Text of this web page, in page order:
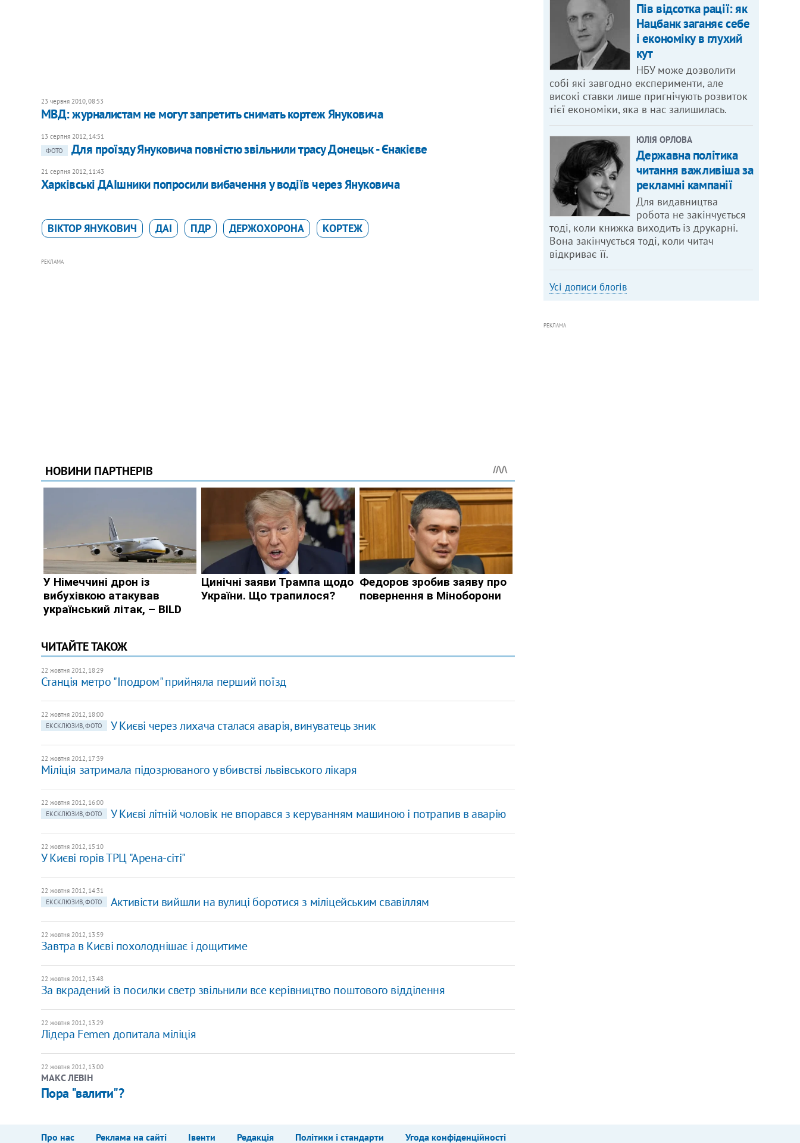
23 червня 2010, 08:53
МВД: журналистам не могут запретить снимать кортеж Януковича
13 серпня 2012, 14:51
ФОТО
Для проїзду Януковича повністю звільнили трасу Донецьк - Єнакієве
21 серпня 2012, 11:43
Харківські ДАІшники попросили вибачення у водіїв через Януковича
ВІКТОР ЯНУКОВИЧ ДАІ ПДР ДЕРЖОХОРОНА КОРТЕЖ
РЕКЛАМА
ЧИТАЙТЕ ТАКОЖ
22 жовтня 2012, 18:29
Станція метро "Іподром" прийняла перший поїзд
22 жовтня 2012, 18:00
ЕКСКЛЮЗИВ, ФОТО
У Києві через лихача сталася аварія, винуватець зник
22 жовтня 2012, 17:39
Міліція затримала підозрюваного у вбивстві львівського лікаря
22 жовтня 2012, 16:00
ЕКСКЛЮЗИВ, ФОТО
У Києві літній чоловік не впорався з керуванням машиною і потрапив в аварію
22 жовтня 2012, 15:10
У Києві горів ТРЦ "Арена-сіті"
22 жовтня 2012, 14:31
ЕКСКЛЮЗИВ, ФОТО
Активісти вийшли на вулиці боротися з міліцейським свавіллям
22 жовтня 2012, 13:59
Завтра в Києві похолоднішає і дощитиме
22 жовтня 2012, 13:48
За вкрадений із посилки светр звільнили все керівництво поштового відділення
22 жовтня 2012, 13:29
Лідера Femen допитала міліція
22 жовтня 2012, 13:00
​МАКС ЛЕВІН
Пора "валити"?
Пів відсотка рації: як
Нацбанк заганяє себе
і економіку в глухий
кут
НБУ може дозволити
собі які завгодно експерименти, але
високі ставки лише пригнічують розвиток
тієї економіки, яка в нас залишилась.
ЮЛІЯ ОРЛОВА
Державна політика
читання важливіша за
рекламні кампанії
Для видавництва
робота не закінчується
тоді, коли книжка виходить із друкарні.
Вона закінчується тоді, коли читач
відкриває її.
Усі дописи блогів
РЕКЛАМА
Про нас Реклама на сайті Івенти Редакція Політики і стандарти Угода конфіденційності